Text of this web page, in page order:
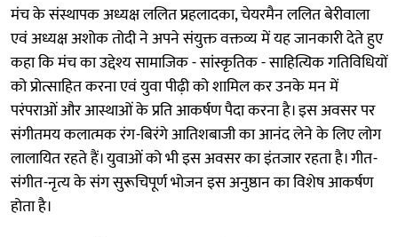
मंच के संस्थापक अध्यक्ष ललित प्रहलादका, चेयरमैन ललित बेरीवाला
एवं अध्यक्ष अशोक तोदी ने अपने संयुक्त वक्तव्य में यह जानकारी देते हुए
कहा कि मंच का उद्देश्य सामाजिक - सांस्कृतिक - साहित्यिक गतिविधियों
को प्रोत्साहित करना एवं युवा पीढ़ी को शामिल कर उनके मन में
परंपराओं और आस्थाओं के प्रति आकर्षण पैदा करना है। इस अवसर पर
संगीतमय कलात्मक रंग-बिरंगे आतिशबाजी का आनंद लेने के लिए लोग
लालायित रहते हैं। युवाओं को भी इस अवसर का इंतजार रहता है। गीत-
संगीत-नृत्य के संग सुरूचिपूर्ण भोजन इस अनुष्ठान का विशेष आकर्षण
होता है।